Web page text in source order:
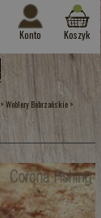
Konto Koszyk
>Woblery Bobrzańskie >